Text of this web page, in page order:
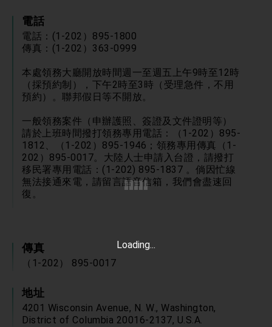
領 下一個世代的繁榮
外交部長林佳龍接受印尼「時代雜誌」專訪，闡
述印太安全局勢，籲深化台印尼半導體供應鏈合
副總統接見美參議員蓋耶哥 強調美國是臺灣重
要合作夥伴
外交部長林佳龍午宴歡迎美國聯邦參議員蓋耶哥
訪問團
外交部長林佳龍接見美國智庫「德國馬歇爾基金
會」訪問團一行，深化跨大西洋戰略夥伴關係
臺美經貿談判獲階段性成果 卓揆期勉爭取時間完
成「臺美對等貿易協定」簽署
卓揆：臺美關稅談判階段性結果有助臺灣取得有
利戰略地位 全力支持「臺美對等貿易協定」簽署
外交部與數位發展部攜手合作，整合台灣雄厚數
「總合外交」與台歐美日關係深化
總統以「韌性之島，希望之光」為題發表2026新
命運
變局中 奮起的新臺灣 總統發表國慶演說
電話
電話：(1-202）895-1800
傳真：(1-202）363-0999
本處領務大廳開放時間週一至週五上午9時至12時
（採預約制），下午2時至3時（受理急件，不用
預約）。聯邦假日等不開放。
一般領務案件（申辦護照、簽證及文件證明等）
請於上班時間撥打領務專用電話：（1-202）895-
1812、（1-202）895-1946；領務專用傳真（1-
202）895-0017。大陸人士申請入台證，請撥打
移民署專用電話：(1-202) 895-1837 。倘因忙線
無法接通來電，請留言語音信箱，我們會盡速回
復。
傳真
（1-202） 895-0017
地址
4201 Wisconsin Avenue, N. W., Washington,
District of Columbia 20016-2137, U.S.A.
Loading...